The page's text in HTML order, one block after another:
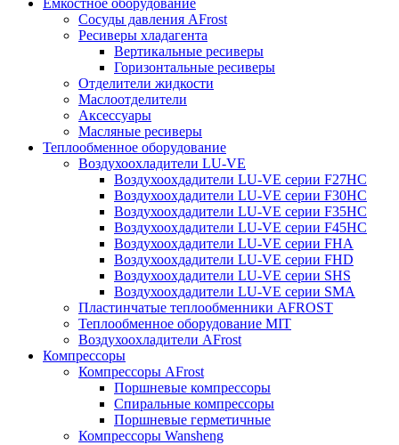
Сосуды давления AFrost
Ресиверы хладагента
Вертикальные ресиверы
Горизонтальные ресиверы
Отделители жидкости
Маслоотделители
Аксессуары
Масляные ресиверы
Теплообменное оборудование
Воздухоохладители LU-VE
Воздухоохдадители LU-VE серии F27HC
Воздухоохдадители LU-VE серии F30HC
Воздухоохдадители LU-VE серии F35HC
Воздухоохдадители LU-VE серии F45HC
Воздухоохдадители LU-VE серии FHA
Воздухоохдадители LU-VE серии FHD
Воздухоохдадители LU-VE серии SHS
Воздухоохдадители LU-VE серии SMA
Пластинчатые теплообменники AFROST
Теплообменное оборудование MIT
Воздухоохладители AFrost
Компрессоры
Компрессоры AFrost
Поршневые компрессоры
Спиральные компрессоры
Поршневые герметичные
Компрессоры Wansheng